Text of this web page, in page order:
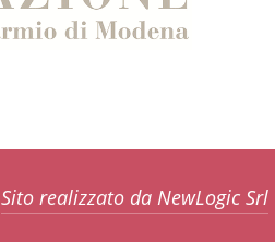
Sito realizzato da NewLogic Srl